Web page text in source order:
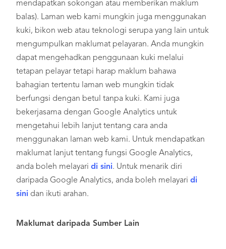
mendapatkan sokongan atau memberikan maklum
balas). Laman web kami mungkin juga menggunakan
kuki, bikon web atau teknologi serupa yang lain untuk
mengumpulkan maklumat pelayaran. Anda mungkin
dapat mengehadkan penggunaan kuki melalui
tetapan pelayar tetapi harap maklum bahawa
bahagian tertentu laman web mungkin tidak
berfungsi dengan betul tanpa kuki. Kami juga
bekerjasama dengan Google Analytics untuk
mengetahui lebih lanjut tentang cara anda
menggunakan laman web kami. Untuk mendapatkan
maklumat lanjut tentang fungsi Google Analytics,
anda boleh melayari di sini. Untuk menarik diri
daripada Google Analytics, anda boleh melayari di
sini dan ikuti arahan.
Maklumat daripada Sumber Lain